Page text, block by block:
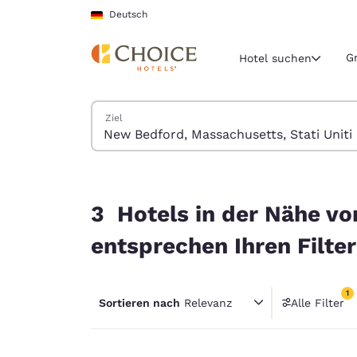
Weiter Zu Hauptinhalt
Deutsch
Aktuelle
Nord- und
United
América
Hotel suchen
Hotels suchen
Ziel
3 Hotels in der Nähe
entsprechen Ihren
Sortieren nach Relevanz Alle Filter
1
1 Filter